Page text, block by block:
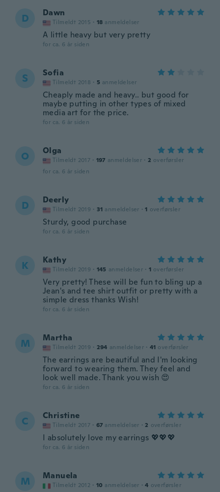
D Dawn
Tilmeldt 2015 · 18 anmeldelser
A little heavy but very pretty
for ca. 6 år siden
S Sofia
Tilmeldt 2018 · 5 anmeldelser
Cheaply made and heavy.. but good for
maybe putting in other types of mixed
media art for the price.
for ca. 6 år siden
O Olga
Tilmeldt 2017 · 197 anmeldelser · 2 overførsler
for ca. 6 år siden
D Deerly
Tilmeldt 2019 · 31 anmeldelser · 1 overførsler
Sturdy, good purchase
for ca. 6 år siden
K Kathy
Tilmeldt 2019 · 145 anmeldelser · 1 overførsler
Very pretty! These will be fun to bling up a
Jean's and tee shirt outfit or pretty with a
simple dress thanks Wish!
for ca. 6 år siden
M Martha
Tilmeldt 2019 · 294 anmeldelser · 41 overførsler
The earrings are beautiful and I'm looking
forward to wearing them. They feel and
look well made. Thank you wish 😍
for ca. 6 år siden
C Christine
Tilmeldt 2017 · 67 anmeldelser · 2 overførsler
I absolutely love my earrings 💖💖💖
for ca. 6 år siden
M Manuela
Tilmeldt 2012 · 10 anmeldelser · 4 overførsler